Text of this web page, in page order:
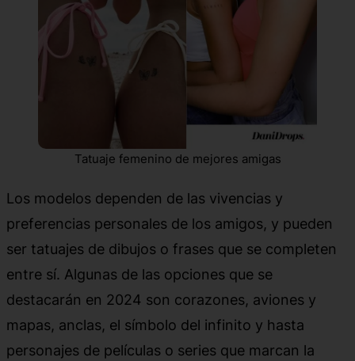
Tatuaje femenino de mejores amigas
Los modelos dependen de las vivencias y
preferencias personales de los amigos, y pueden
ser tatuajes de dibujos o frases que se completen
entre sí. Algunas de las opciones que se
destacarán en 2024 son corazones, aviones y
mapas, anclas, el símbolo del infinito y hasta
personajes de películas o series que marcan la